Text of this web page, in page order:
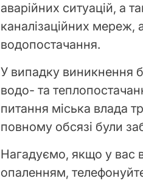
аварійних ситуацій, а
каналізаційних
водопостачання.
У випадку виникнення
водо- та
питання міська влада
повному обсязі були
Нагадуємо, якщо у вас
опаленням,